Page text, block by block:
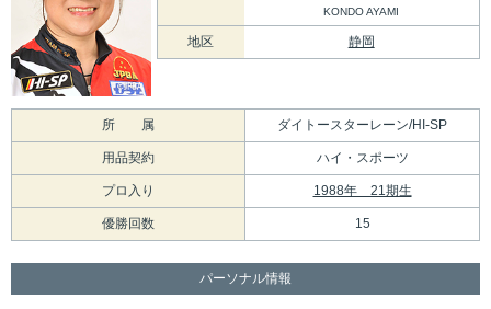
KONDO AYAMI
地区 静岡
所 属 ダイトースターレーン/HI-SP
用品契約 ハイ・スポーツ
プロ入り 1988年 21期生
優勝回数 15
パーソナル情報